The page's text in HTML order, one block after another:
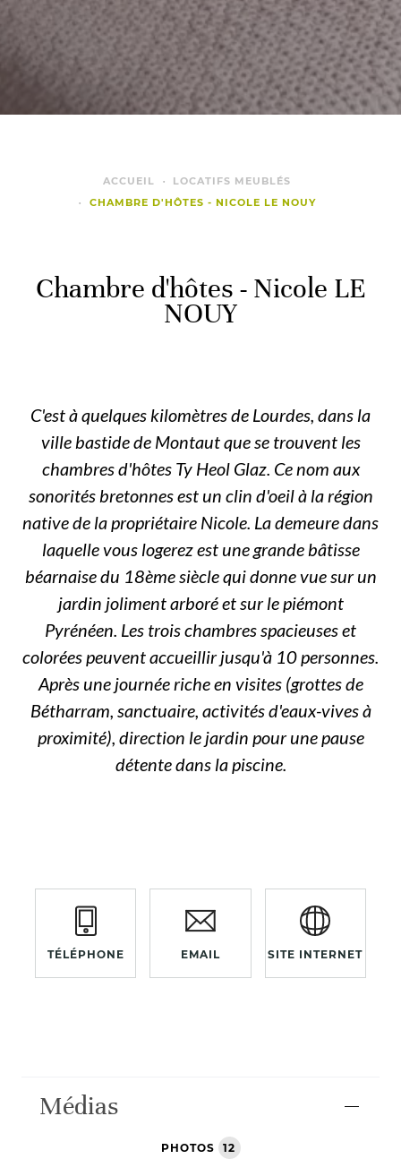
ACCUEIL
LOCATIFS MEUBLÉS
CHAMBRE D'HÔTES - NICOLE LE NOUY
Chambre d'hôtes - Nicole LE
NOUY
C'est à quelques kilomètres de Lourdes, dans la
ville bastide de Montaut que se trouvent les
chambres d'hôtes Ty Heol Glaz. Ce nom aux
sonorités bretonnes est un clin d'oeil à la région
native de la propriétaire Nicole. La demeure dans
laquelle vous logerez est une grande bâtisse
béarnaise du 18ème siècle qui donne vue sur un
jardin joliment arboré et sur le piémont
Pyrénéen. Les trois chambres spacieuses et
colorées peuvent accueillir jusqu'à 10 personnes.
Après une journée riche en visites (grottes de
Bétharram, sanctuaire, activités d'eaux-vives à
proximité), direction le jardin pour une pause
détente dans la piscine.
TÉLÉPHONE EMAIL SITE INTERNET
Médias
PHOTOS 12